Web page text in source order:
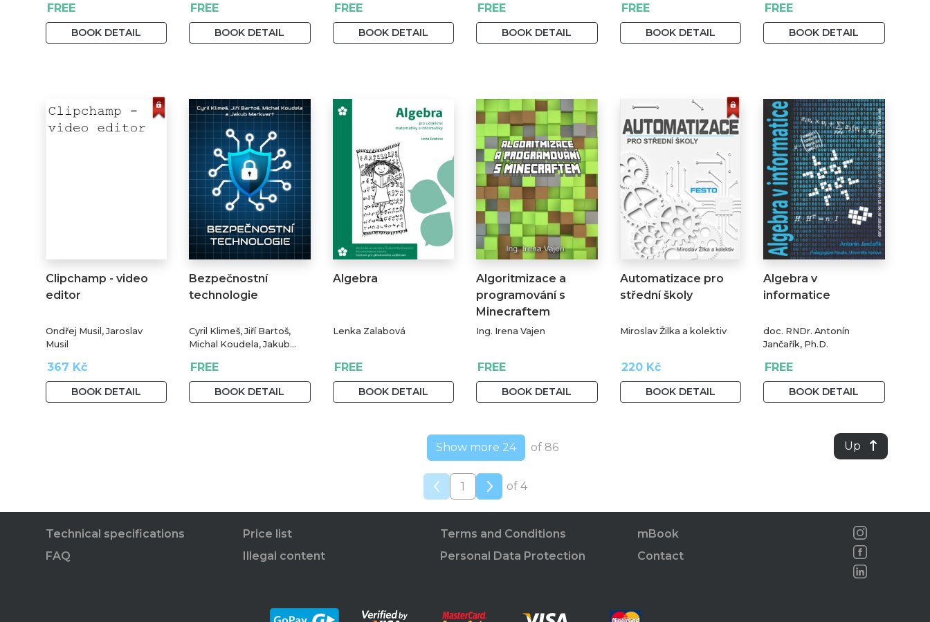
FREE
BOOK DETAIL
FREE
BOOK DETAIL
FREE
BOOK DETAIL
FREE
BOOK DETAIL
FREE
BOOK DETAIL
FREE
BOOK DETAIL
Clipchamp - video
editor
Ondřej Musil, Jaroslav
Musil
367 Kč
BOOK DETAIL
Bezpečnostní
technologie
Cyril Klimeš, Jiří Bartoš,
Michal Koudela, Jakub
FREE
BOOK DETAIL
Algebra
Lenka Zalabová
FREE
BOOK DETAIL
Algoritmizace a
programování s
Minecraftem
Ing. Irena Vajen
FREE
BOOK DETAIL
Automatizace pro
střední školy
Miroslav Žilka a kolektiv
220 Kč
BOOK DETAIL
Algebra v
informatice
doc. RNDr. Antonín
Jančařík, Ph.D.
FREE
BOOK DETAIL
Up
Show more 24 of 86
of 4
Technical specifications
FAQ
Price list
Illegal content
Terms and Conditions
Personal Data Protection
mBook
Contact